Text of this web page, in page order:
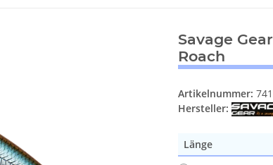
Savage
Roach
Artikelnummer:
Hersteller:
Länge